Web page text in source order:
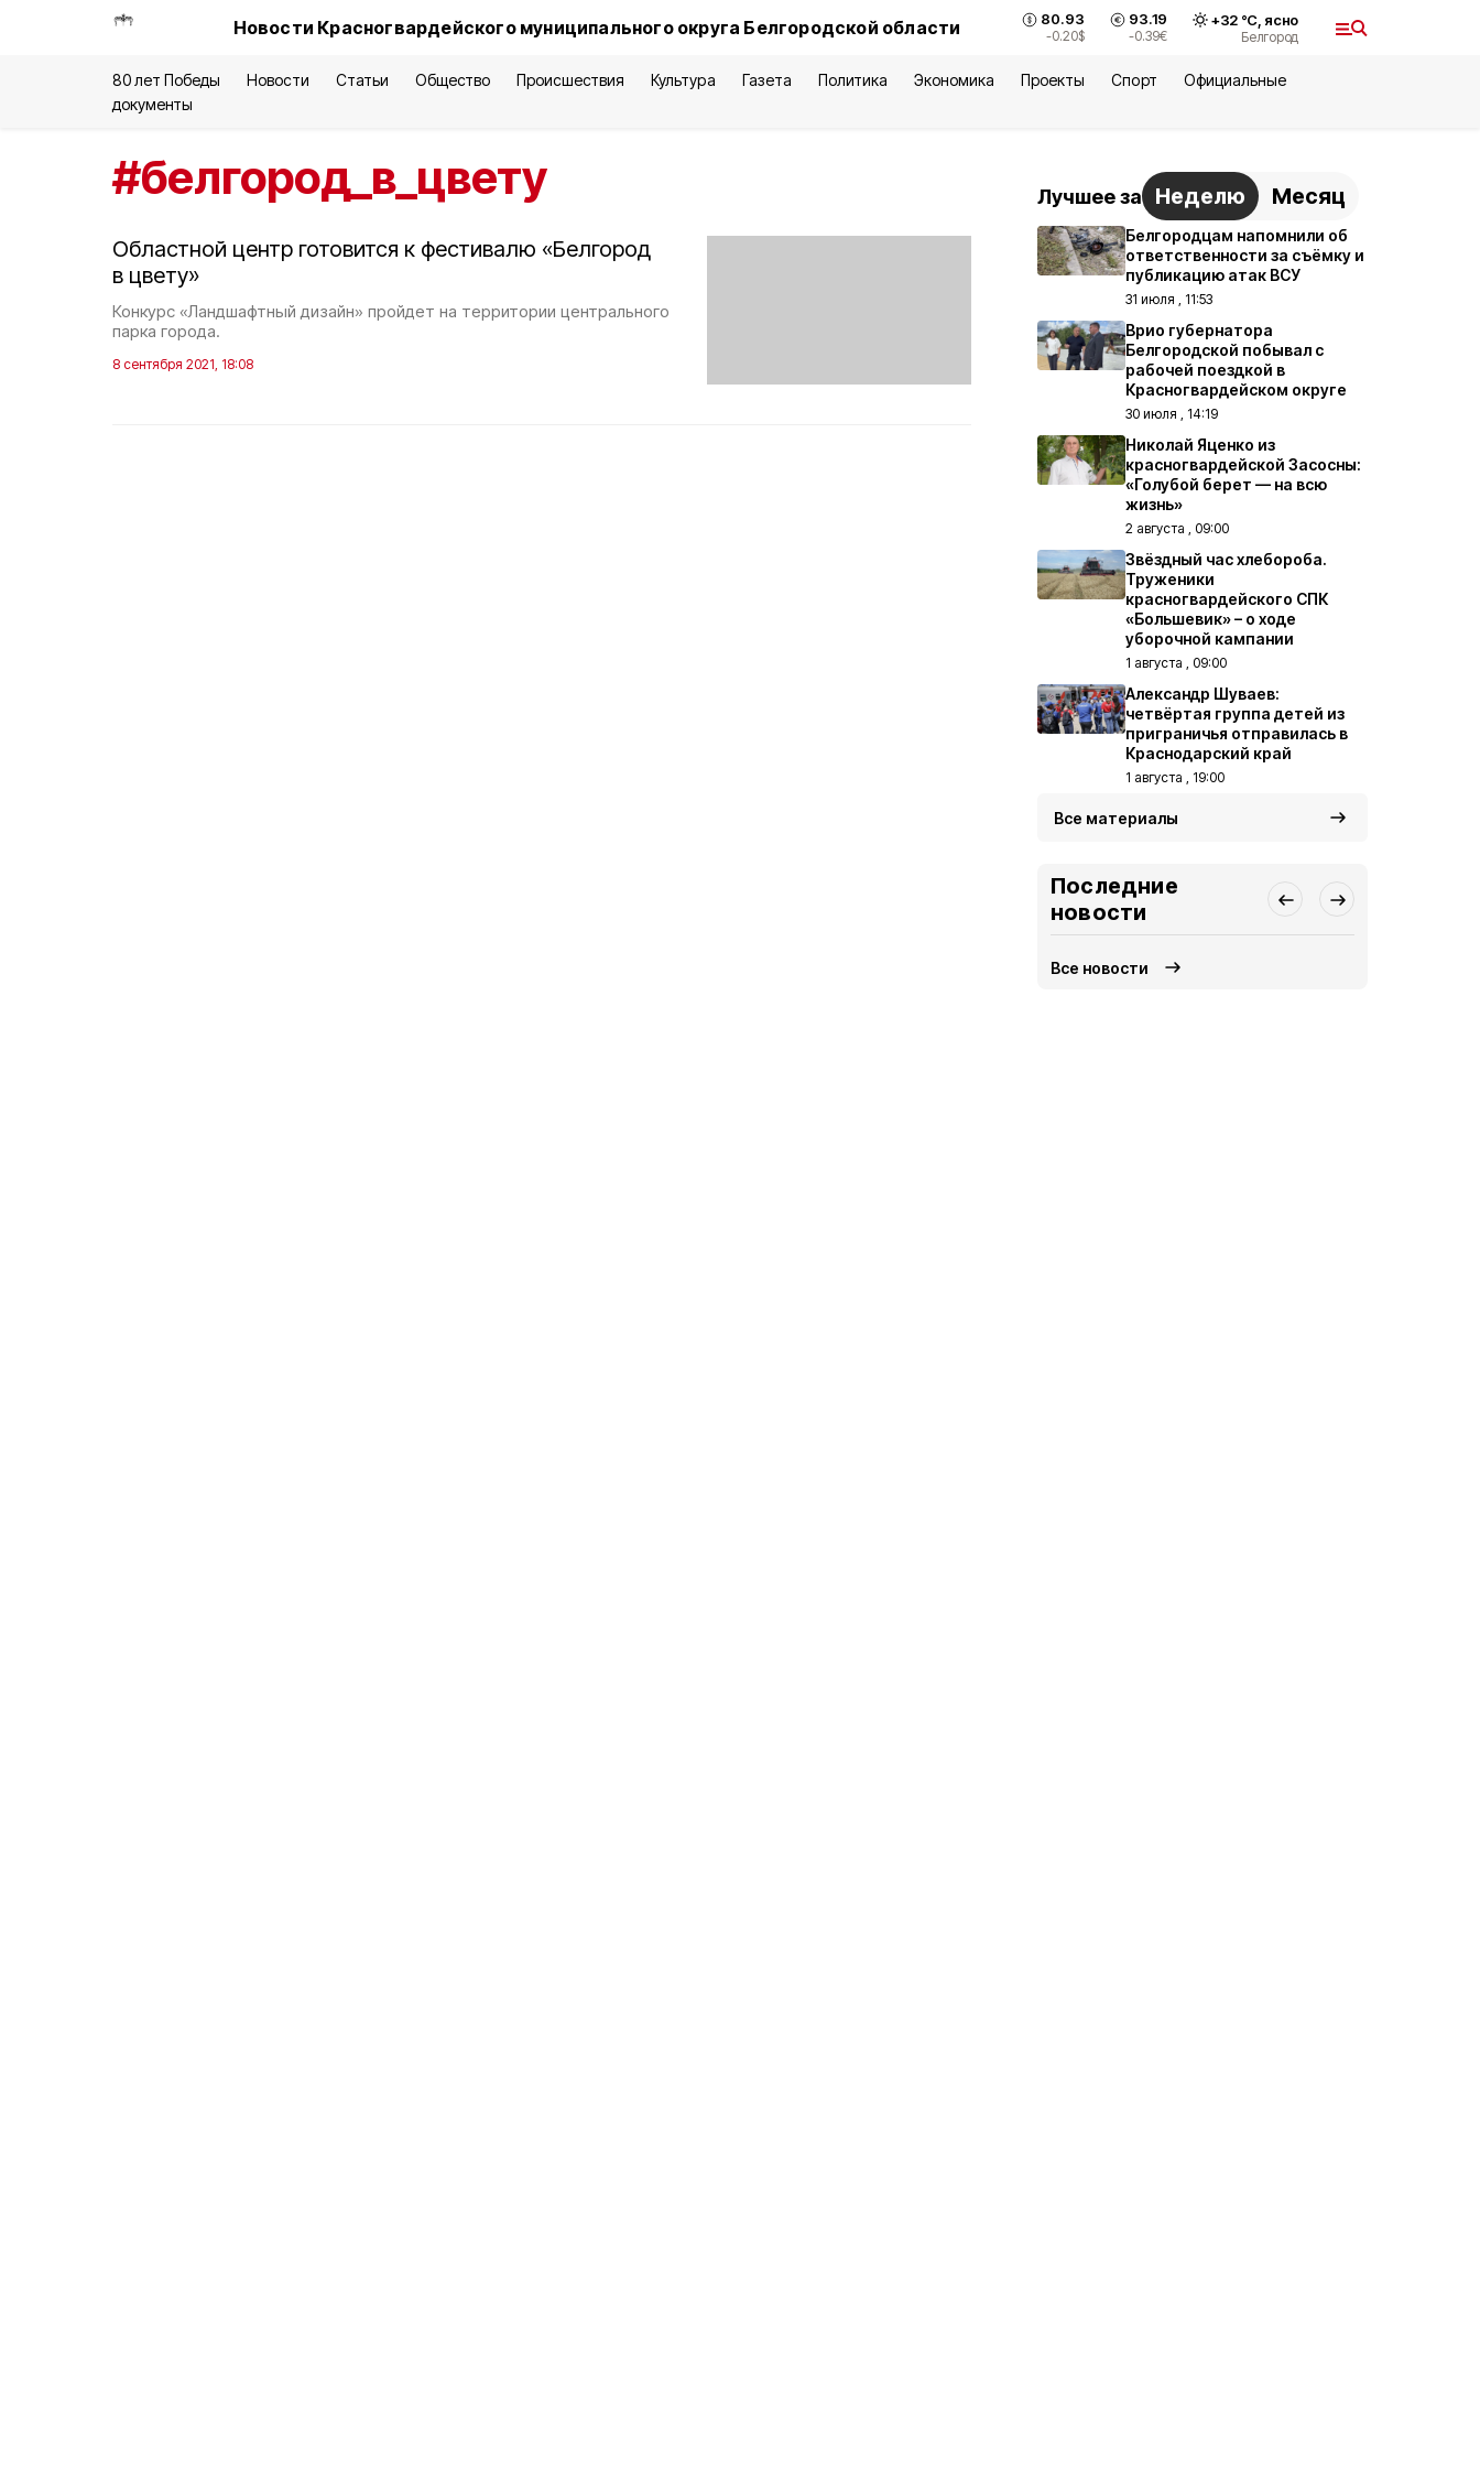
Новости Красногвардейского муниципального округа Белгородской области 80.93
-0.20$
93.19
-0.39€
+32°С, ясно
Белгород
80 лет Победы Новости Статьи Общество Происшествия Культура Газета Политика Экономика Проекты Спорт
Официальные
документы
#белгород_в_цвету
Областной центр готовится к фестивалю «Белгород
в цвету»
Конкурс «Ландшафтный дизайн» пройдет на территории центрального
парка города.
8 сентября 2021, 18:08
Лучшее за Неделю Месяц
Белгородцам напомнили об
ответственности за съёмку и
публикацию атак ВСУ
31 июля , 11:53
Врио губернатора
Белгородской побывал с
рабочей поездкой в
Красногвардейском округе
30 июля , 14:19
Николай Яценко из
красногвардейской Засосны:
«Голубой берет — на всю
жизнь»
2 августа , 09:00
Звёздный час хлебороба.
Труженики
красногвардейского СПК
«Большевик» – о ходе
уборочной кампании
1 августа , 09:00
Александр Шуваев:
четвёртая группа детей из
приграничья отправилась в
Краснодарский край
1 августа , 19:00
Все материалы
Последние
новости
Все новости